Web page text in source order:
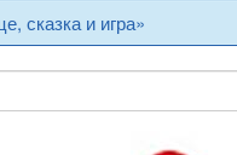
сказка и игра»